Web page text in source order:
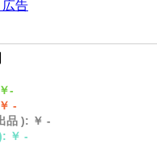
￥-
￥ -
品 ): ￥ -
: ￥ -